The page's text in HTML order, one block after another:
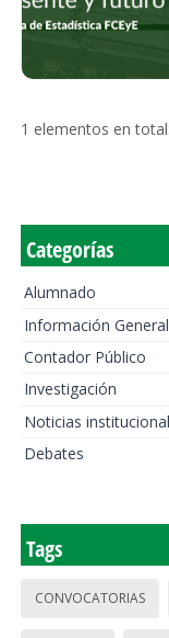
1 elementos en total:
Categorías
Alumnado
Información General
Contador Público
Investigación
Noticias
Debates
Tags
CONVOCATORIAS